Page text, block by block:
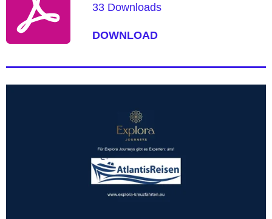
33 Downloads
DOWNLOAD